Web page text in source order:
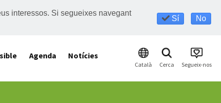
Sí No
interessos. Si segueixes navegant
Català Cerca Segueix-nos
Agenda Notícies